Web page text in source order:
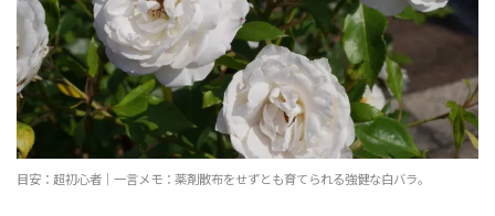
目安：超初心者｜一言メモ：薬剤散布をせずとも育てられる強健な白バラ。